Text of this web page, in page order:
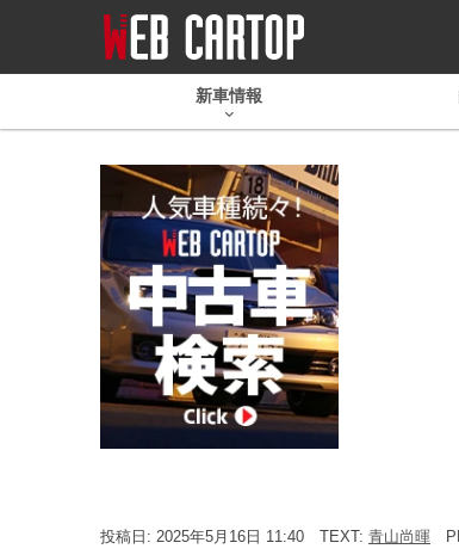
新車情報
投稿日: 2025年5月16日 11:40 TEXT: 青山尚暉